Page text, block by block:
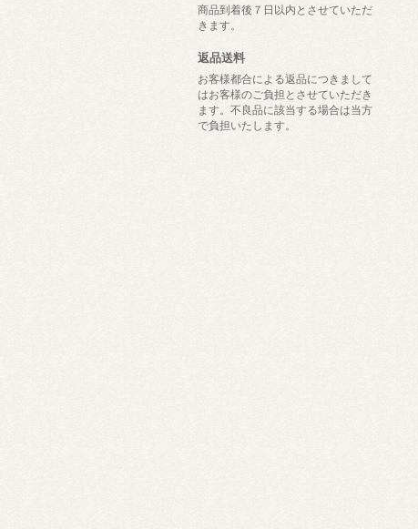
商品到着後７日以内とさせていただ
きます。
返品送料
お客様都合による返品につきまして
はお客様のご負担とさせていただき
ます。不良品に該当する場合は当方
で負担いたします。